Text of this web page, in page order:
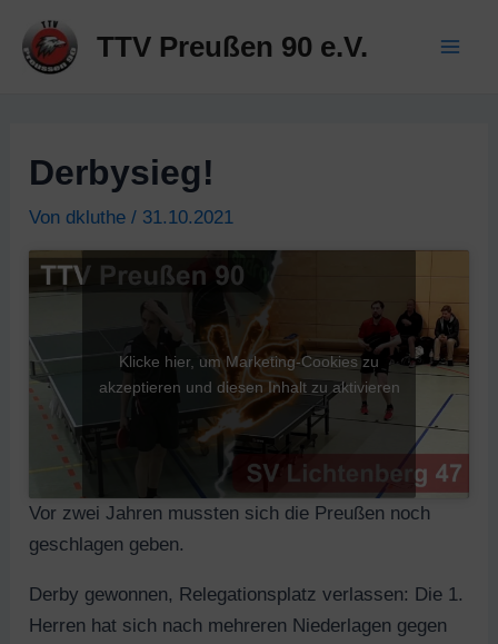
Inhalt
springen
TTV Preußen 90 e.V.
Derbysieg!
Von dkluthe/ 31.10.2021
Klicke hier, um Marketing-Cookies zu
akzeptieren und diesen Inhalt zu aktivieren
Vor zwei Jahren mussten sich die Preußen noch
geschlagen geben.
Derby gewonnen, Relegationsplatz verlassen: Die 1.
Herren hat sich nach mehreren Niederlagen gegen